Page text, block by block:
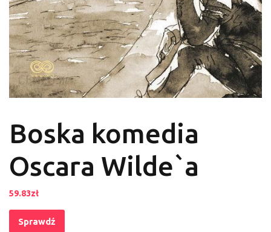
Boska komedia
Oscara Wilde`a
59.83zł
Sprawdź